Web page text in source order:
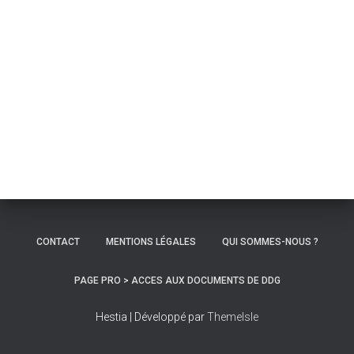
CONTACT MENTIONS LÉGALES QUI SOMMES-NOUS ?
PAGE PRO > ACCES AUX DOCUMENTS DE DDG
Hestia | Développé parThemeIsle